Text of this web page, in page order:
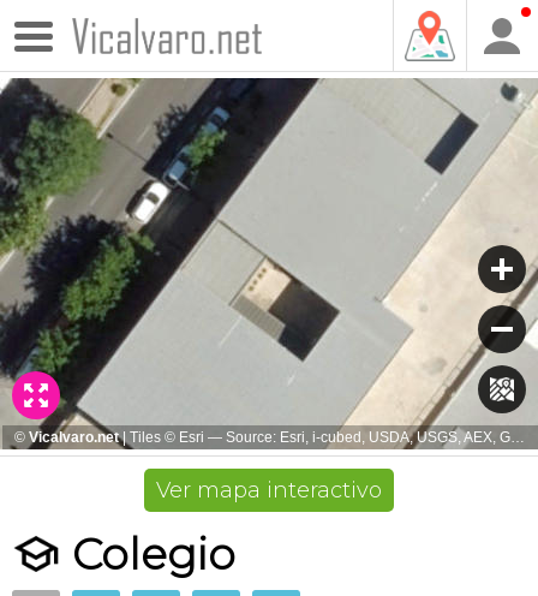
Ver mapa interactivo
Colegio